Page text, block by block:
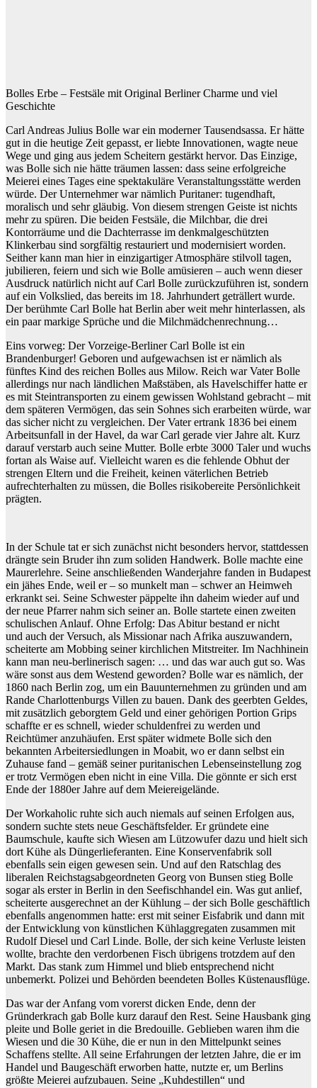
Bolles Erbe – Festsäle mit Original Berliner Charme und viel
Geschichte
Carl Andreas Julius Bolle war ein moderner Tausendsassa. Er hätte
gut in die heutige Zeit gepasst, er liebte Innovationen, wagte neue
Wege und ging aus jedem Scheitern gestärkt hervor. Das Einzige,
was Bolle sich nie hätte träumen lassen: dass seine erfolgreiche
Meierei eines Tages eine spektakuläre Veranstaltungsstätte werden
würde. Der Unternehmer war nämlich Puritaner: tugendhaft,
moralisch und sehr gläubig. Von diesem strengen Geiste ist nichts
mehr zu spüren. Die beiden Festsäle, die Milchbar, die drei
Kontorräume und die Dachterrasse im denkmalgeschützten
Klinkerbau sind sorgfältig restauriert und modernisiert worden.
Seither kann man hier in einzigartiger Atmosphäre stilvoll tagen,
jubilieren, feiern und sich wie Bolle amüsieren – auch wenn dieser
Ausdruck natürlich nicht auf Carl Bolle zurückzuführen ist, sondern
auf ein Volkslied, das bereits im 18. Jahrhundert geträllert wurde.
Der berühmte Carl Bolle hat Berlin aber weit mehr hinterlassen, als
ein paar markige Sprüche und die Milchmädchenrechnung…
Eins vorweg: Der Vorzeige-Berliner Carl Bolle ist ein
Brandenburger! Geboren und aufgewachsen ist er nämlich als
fünftes Kind des reichen Bolles aus Milow. Reich war Vater Bolle
allerdings nur nach ländlichen Maßstäben, als Havelschiffer hatte er
es mit Steintransporten zu einem gewissen Wohlstand gebracht – mit
dem späteren Vermögen, das sein Sohnes sich erarbeiten würde, war
das sicher nicht zu vergleichen. Der Vater ertrank 1836 bei einem
Arbeitsunfall in der Havel, da war Carl gerade vier Jahre alt. Kurz
darauf verstarb auch seine Mutter. Bolle erbte 3000 Taler und wuchs
fortan als Waise auf. Vielleicht waren es die fehlende Obhut der
strengen Eltern und die Freiheit, keinen väterlichen Betrieb
aufrechterhalten zu müssen, die Bolles risikobereite Persönlichkeit
prägten.
In der Schule tat er sich zunächst nicht besonders hervor, stattdessen
drängte sein Bruder ihn zum soliden Handwerk. Bolle machte eine
Maurerlehre. Seine anschließenden Wanderjahre fanden in Budapest
ein jähes Ende, weil er – so munkelt man – schwer an Heimweh
erkrankt sei. Seine Schwester päppelte ihn daheim wieder auf und
der neue Pfarrer nahm sich seiner an. Bolle startete einen zweiten
schulischen Anlauf. Ohne Erfolg: Das Abitur bestand er nicht
und auch der Versuch, als Missionar nach Afrika auszuwandern,
scheiterte am Mobbing seiner kirchlichen Mitstreiter. Im Nachhinein
kann man neu-berlinerisch sagen: … und das war auch gut so. Was
wäre sonst aus dem Westend geworden? Bolle war es nämlich, der
1860 nach Berlin zog, um ein Bauunternehmen zu gründen und am
Rande Charlottenburgs Villen zu bauen. Dank des geerbten Geldes,
mit zusätzlich geborgtem Geld und einer gehörigen Portion Grips
schaffte er es schnell, wieder schuldenfrei zu werden und
Reichtümer anzuhäufen. Erst später widmete Bolle sich den
bekannten Arbeitersiedlungen in Moabit, wo er dann selbst ein
Zuhause fand – gemäß seiner puritanischen Lebenseinstellung zog
er trotz Vermögen eben nicht in eine Villa. Die gönnte er sich erst
Ende der 1880er Jahre auf dem Meiereigelände.
Der Workaholic ruhte sich auch niemals auf seinen Erfolgen aus,
sondern suchte stets neue Geschäftsfelder. Er gründete eine
Baumschule, kaufte sich Wiesen am Lützowufer dazu und hielt sich
dort Kühe als Düngerlieferanten. Eine Konservenfabrik soll
ebenfalls sein eigen gewesen sein. Und auf den Ratschlag des
liberalen Reichstagsabgeordneten Georg von Bunsen stieg Bolle
sogar als erster in Berlin in den Seefischhandel ein. Was gut anlief,
scheiterte ausgerechnet an der Kühlung – der sich Bolle geschäftlich
ebenfalls angenommen hatte: erst mit seiner Eisfabrik und dann mit
der Entwicklung von künstlichen Kühlaggregaten zusammen mit
Rudolf Diesel und Carl Linde. Bolle, der sich keine Verluste leisten
wollte, brachte den verdorbenen Fisch übrigens trotzdem auf den
Markt. Das stank zum Himmel und blieb entsprechend nicht
unbemerkt. Polizei und Behörden beendeten Bolles Küstenausflüge.
Das war der Anfang vom vorerst dicken Ende, denn der
Gründerkrach gab Bolle kurz darauf den Rest. Seine Hausbank ging
pleite und Bolle geriet in die Bredouille. Geblieben waren ihm die
Wiesen und die 30 Kühe, die er nun in den Mittelpunkt seines
Schaffens stellte. All seine Erfahrungen der letzten Jahre, die er im
Handel und Baugeschäft erworben hatte, nutzte er, um Berlins
größte Meierei aufzubauen. Seine „Kuhdestillen“ und